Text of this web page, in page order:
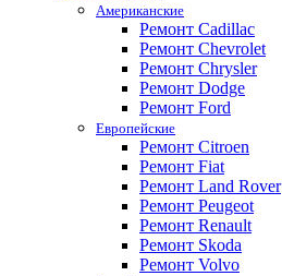
Американские
Ремонт Cadillac
Ремонт Chevrolet
Ремонт Chrysler
Ремонт Dodge
Ремонт Ford
Европейские
Ремонт Citroen
Ремонт Fiat
Ремонт Land Rover
Ремонт Peugeot
Ремонт Renault
Ремонт Skoda
Ремонт Volvo